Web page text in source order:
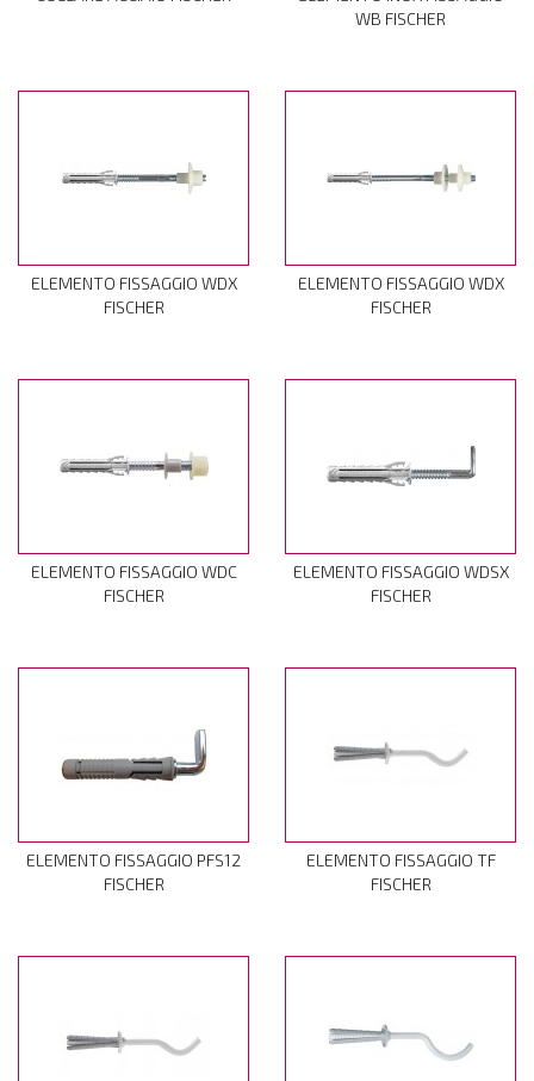
WB FISCHER
ELEMENTO FISSAGGIO WDX
FISCHER
ELEMENTO FISSAGGIO WDX
FISCHER
ELEMENTO FISSAGGIO WDC
FISCHER
ELEMENTO FISSAGGIO WDSX
FISCHER
ELEMENTO FISSAGGIO PFS12
FISCHER
ELEMENTO FISSAGGIO TF
FISCHER